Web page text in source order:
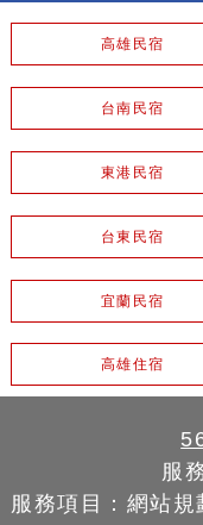
高雄民宿
台南民宿
東港民宿
台東民宿
宜蘭民宿
高雄住宿
服
服務項目：網站